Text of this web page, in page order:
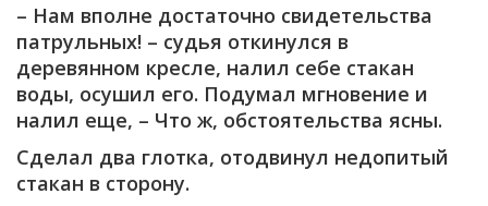
– Нам вполне достаточно свидетельства
патрульных! – судья откинулся в
деревянном кресле, налил себе стакан
воды, осушил его. Подумал мгновение и
налил еще, – Что ж, обстоятельства ясны.
Сделал два глотка, отодвинул недопитый
стакан в сторону.